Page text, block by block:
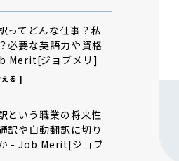
ってどんな仕事？私
必要な英語力や資格
Merit[ジョブメリ]
る
という職業の将来性
訳や自動翻訳に切り
- Job Merit[ジョブ